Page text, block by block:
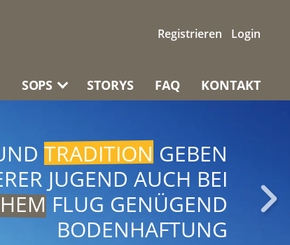
Registrieren Login
SOPS STORYS FAQ KONTAKT
TRADITION GEBEN
JUGEND AUCH BEI
FLUG GENÜGEND
BODENHAFTUNG
MIT IHRER
DAS POTENZIAL ZU
ENTWICKLUNG